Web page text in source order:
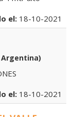
el: 18-10-2021
Argentina)
el: 18-10-2021